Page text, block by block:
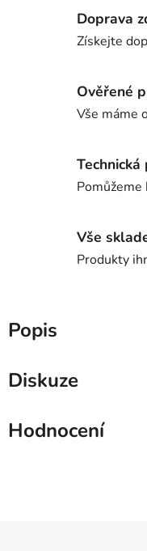
Doprava
Získejte
Ověřené
Vše máme
Vše
Produkty
Popis
Diskuze
Hodnocení